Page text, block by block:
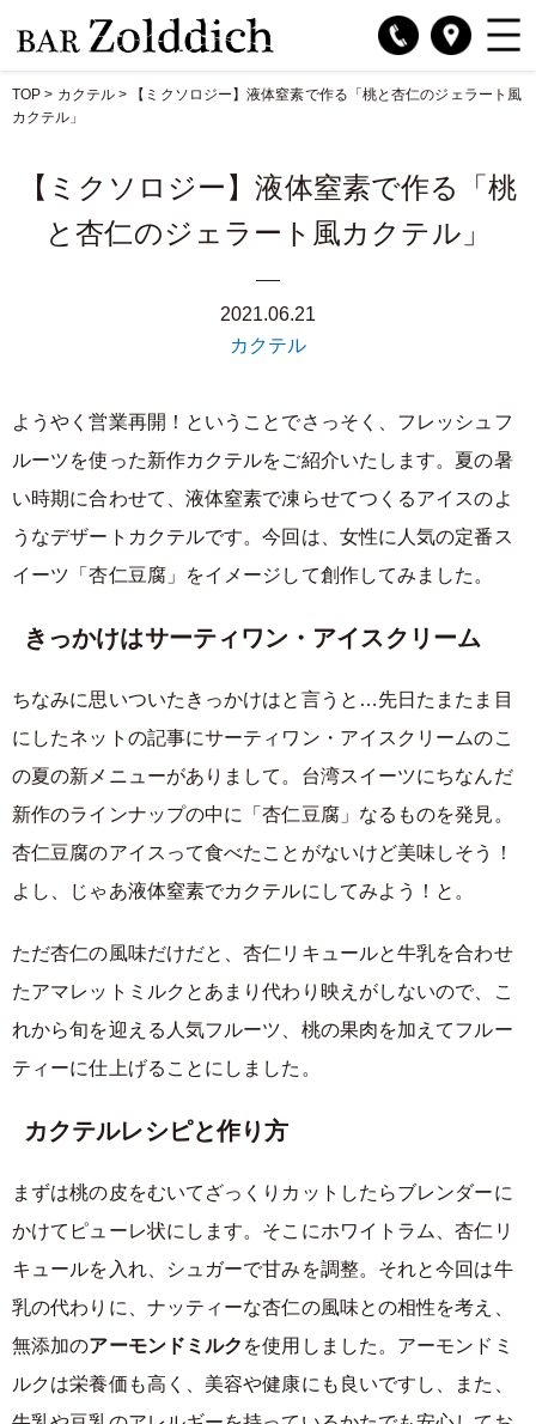
TOP > カクテル >
【ミクソロジー】液体窒素で作る「桃と杏仁のジェラート風
カクテル」
【ミクソロジー】液体窒素で作る「桃
と杏仁のジェラート風カクテル」
2021.06.21
カクテル
ようやく営業再開！ということでさっそく、フレッシュフ
ルーツを使った新作カクテルをご紹介いたします。夏の暑
い時期に合わせて、液体窒素で凍らせてつくるアイスのよ
うなデザートカクテルです。今回は、女性に人気の定番ス
イーツ「杏仁豆腐」をイメージして創作してみました。
きっかけはサーティワン・アイスクリーム
ちなみに思いついたきっかけはと言うと…先日たまたま目
にしたネットの記事にサーティワン・アイスクリームのこ
の夏の新メニューがありまして。台湾スイーツにちなんだ
新作のラインナップの中に「杏仁豆腐」なるものを発見。
杏仁豆腐のアイスって食べたことがないけど美味しそう！
よし、じゃあ液体窒素でカクテルにしてみよう！と。
ただ杏仁の風味だけだと、杏仁リキュールと牛乳を合わせ
たアマレットミルクとあまり代わり映えがしないので、こ
れから旬を迎える人気フルーツ、桃の果肉を加えてフルー
ティーに仕上げることにしました。
カクテルレシピと作り方
まずは桃の皮をむいてざっくりカットしたらブレンダーに
かけてピューレ状にします。そこにホワイトラム、杏仁リ
キュールを入れ、シュガーで甘みを調整。それと今回は牛
乳の代わりに、ナッティーな杏仁の風味との相性を考え、
無添加のアーモンドミルク を使用しました。アーモンドミ
ルクは栄養価も高く、美容や健康にも良いですし、また、